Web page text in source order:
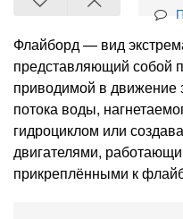
Флайборд — вид
представляющий собой
приводимой в движение
потока воды,
гидроциклом или
двигателями,
прикреплёнными к